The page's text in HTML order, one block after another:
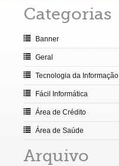
Categorias
Banner
Geral
Tecnologia da Informação
Fácil Informática
Área de Crédito
Área de Saúde
Arquivo